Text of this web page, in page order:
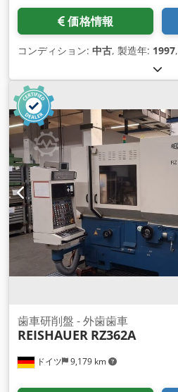
価格情報
コンディション: 中古, 製造年: 1997,
ドイツ 9,179 km
歯車研削盤 - 外歯歯車
REISHAUER RZ362A